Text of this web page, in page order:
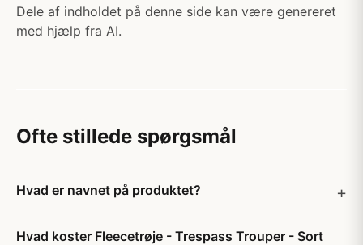
Dele af indholdet på denne side kan være genereret
med hjælp fra AI.
Ofte stillede spørgsmål
Hvad er navnet på produktet?
Hvad koster Fleecetrøje - Trespass Trouper - Sort